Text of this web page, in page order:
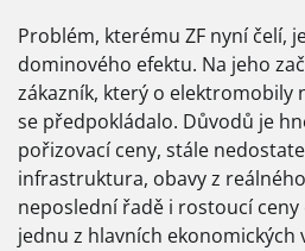
Problém, kterému ZF nyní čelí,
dominového efektu. Na jeho
zákazník, který o elektromobily
se předpokládalo. Důvodů je
pořizovací ceny, stále
infrastruktura, obavy z
neposlední řadě i rostoucí
jednu z hlavních ekonomických